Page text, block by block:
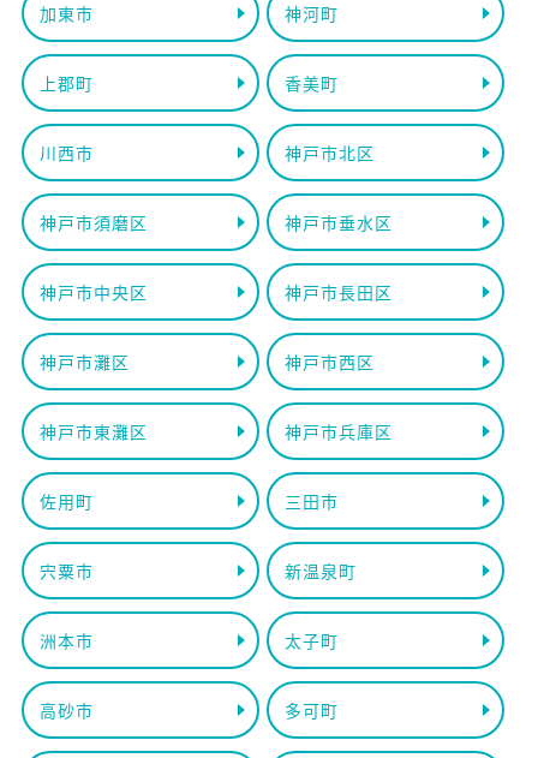
加東市 神河町
上郡町 香美町
川西市 神戸市北区
神戸市須磨区 神戸市垂水区
神戸市中央区 神戸市長田区
神戸市灘区 神戸市西区
神戸市東灘区 神戸市兵庫区
佐用町 三田市
宍粟市 新温泉町
洲本市 太子町
高砂市 多可町